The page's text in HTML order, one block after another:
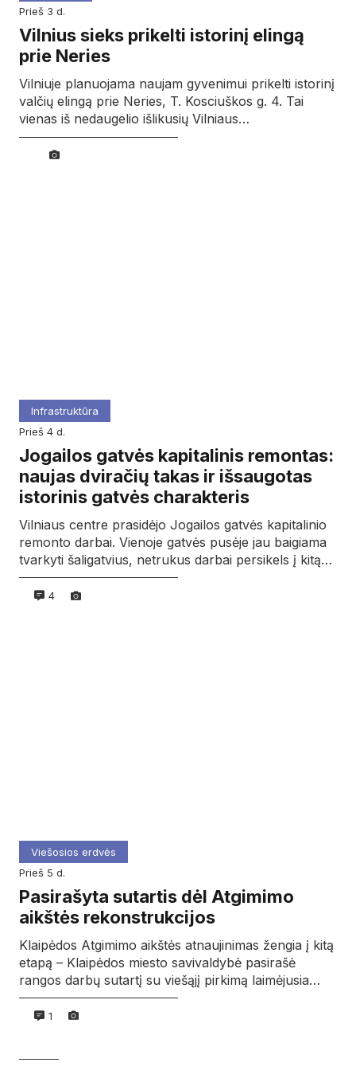
prieš 3 d.
Vilnius sieks prikelti istorinį elingą
prie Neries
Vilniuje planuojama naujam gyvenimui prikelti istorinį
valčių elingą prie Neries, T. Kosciuškos g. 4. Tai
vienas iš nedaugelio išlikusių Vilniaus…
Infrastruktūra
prieš 4 d.
Jogailos gatvės kapitalinis remontas:
naujas dviračių takas ir išsaugotas
istorinis gatvės charakteris
Vilniaus centre prasidėjo Jogailos gatvės kapitalinio
remonto darbai. Vienoje gatvės pusėje jau baigiama
tvarkyti šaligatvius, netrukus darbai persikels į kitą…
4
Viešosios erdvės
prieš 5 d.
Pasirašyta sutartis dėl Atgimimo
aikštės rekonstrukcijos
Klaipėdos Atgimimo aikštės atnaujinimas žengia į kitą
etapą – Klaipėdos miesto savivaldybė pasirašė
rangos darbų sutartį su viešąjį pirkimą laimėjusia…
1